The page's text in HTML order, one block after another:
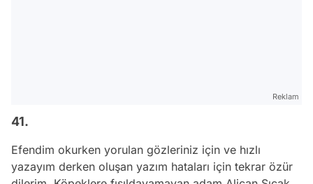
Reklam
41.
Efendim okurken yorulan gözleriniz için ve hızlı
yazayım derken oluşan yazım hataları için tekrar özür